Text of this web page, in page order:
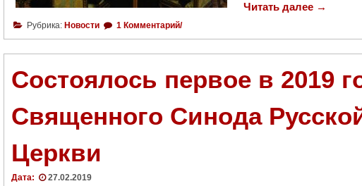
Читать далее "
п
о
л
о
е
→
Рубрика: Новости 1 Комментарий/
Состоялось первое в 2019
Священного Синода
Церкви
Дата: 27.02.2019